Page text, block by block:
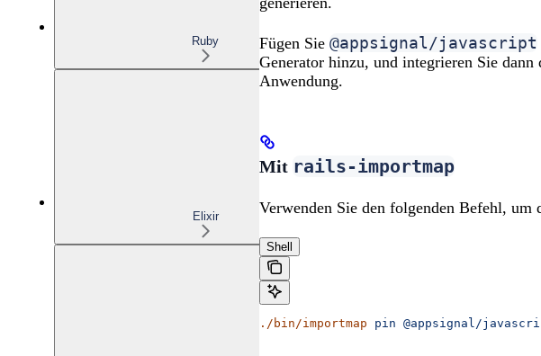
Ruby
Elixir
Fügen Sie @appsignal/javascript
Generator hinzu, und integrieren Sie
Anwendung.
Mit rails-importmap
Verwenden Sie den folgenden Befehl,
Shell
./bin/importmap pin @appsignal/